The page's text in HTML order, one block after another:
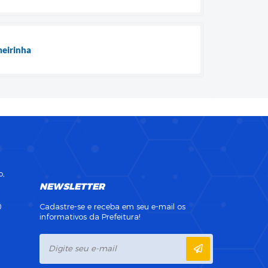
NEWSLETTER
Cadastre-se e receba em seu e-mail os
informativos da Prefeitura!